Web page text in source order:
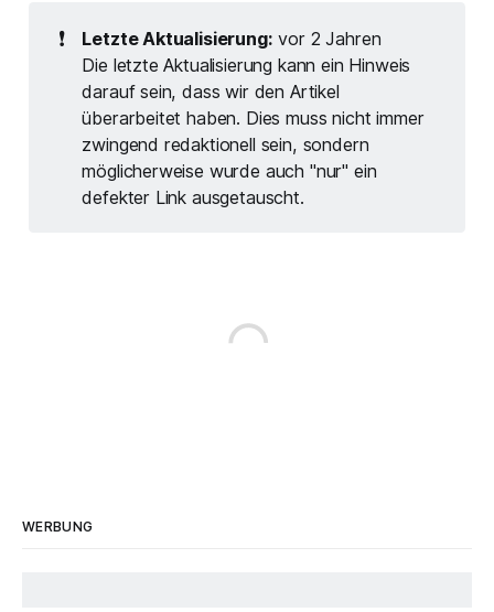
❗ Letzte Aktualisierung: vor 2 Jahren
Die letzte Aktualisierung kann ein Hinweis
darauf sein, dass wir den Artikel
überarbeitet haben. Dies muss nicht immer
zwingend redaktionell sein, sondern
möglicherweise wurde auch "nur" ein
defekter Link ausgetauscht.
WERBUNG